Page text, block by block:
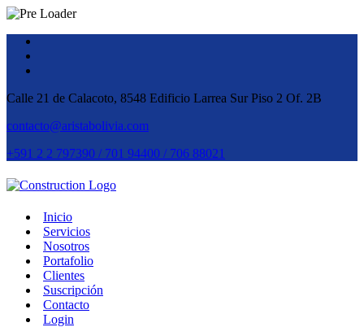
Calle 21 de Calacoto, 8548 Edificio Larrea Sur Piso 2 Of. 2B
contacto@aristabolivia.com
+591 2 2 797390 / 701 94400 / 706 88021
Inicio
Servicios
Nosotros
Portafolio
Clientes
Suscripción
Contacto
Login